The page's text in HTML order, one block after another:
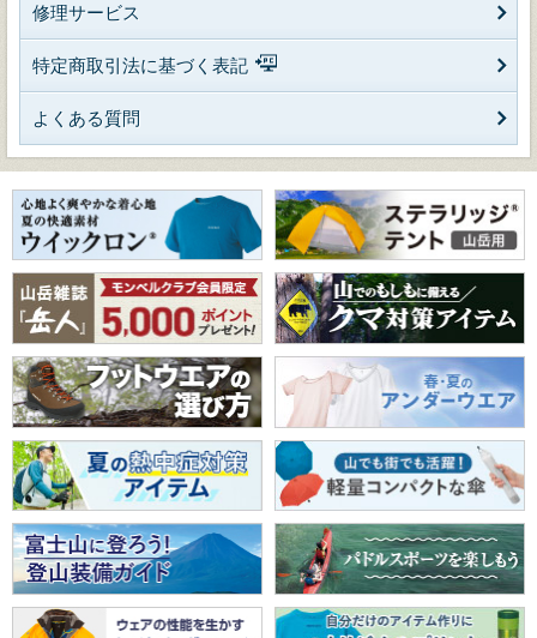
修理サービス
特定商取引法に基づく表記
よくある質問